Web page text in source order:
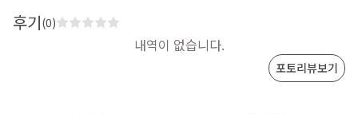
후기(0)
내역이 없습니다.
포토리뷰보기